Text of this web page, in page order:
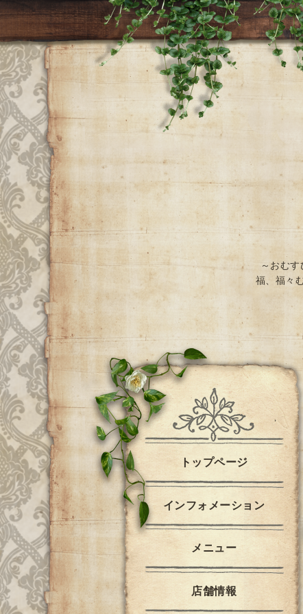
～おむ
福、福々
トップページ
インフォメーション
メニュー
店舗情報